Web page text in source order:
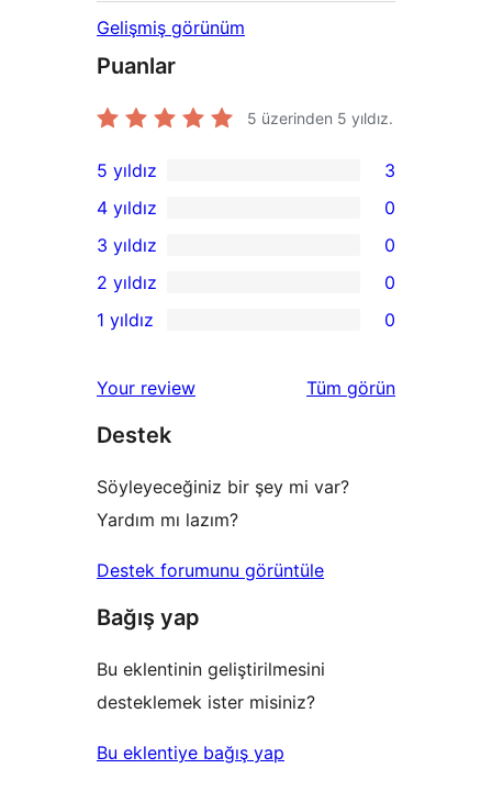
Gelişmiş görünüm
Puanlar
5 üzerinden 5 yıldız.
3
5
yıldızlı
inceleme
5 yıldız 3
4
yıldızlı
inceleme
4 yıldız 0
0
3
yıldızlı
3 yıldız 0
2
inceleme
2 yıldız 0
yıldızlı
inceleme
1 yıldız 0
Your review Tüm değerlendirmeleri
görün
Destek
Söyleyeceğiniz bir şey mi var?
Yardım mı lazım?
Destek forumunu görüntüle
Bağış yap
Bu eklentinin geliştirilmesini
desteklemek ister misiniz?
Bu eklentiye bağış yap